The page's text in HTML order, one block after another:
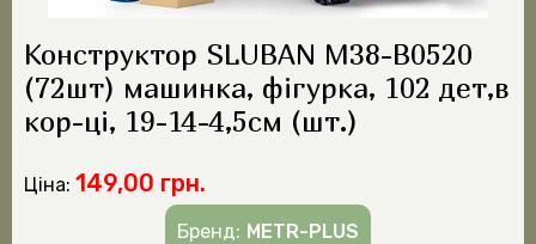
Конструктор SLUBAN M38-B0520
(72шт) машинка, фігурка, 102 дет,в
кор-ці, 19-14-4,5см (шт.)
Ціна: 149,00 грн.
Бренд: METR-PLUS